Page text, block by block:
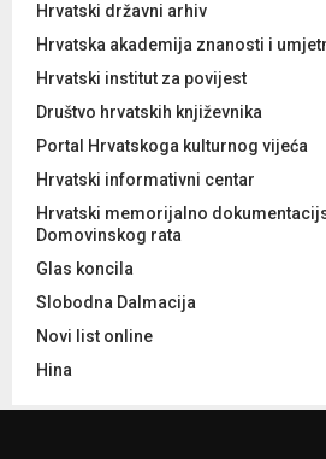
Hrvatski državni arhiv
Hrvatska akademija znanosti i
Hrvatski institut za povijest
Društvo hrvatskih književnika
Portal Hrvatskoga kulturnog vijeća
Hrvatski informativni centar
Hrvatski memorijalno
Domovinskog rata
Glas koncila
Slobodna Dalmacija
Novi list online
Hina